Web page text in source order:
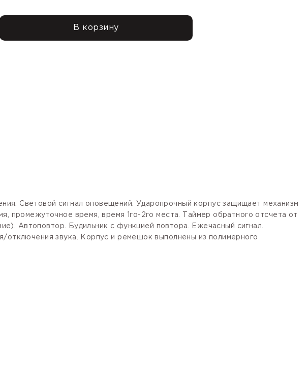
В корзину
Световой сигнал оповещений. Ударопрочный корпус защищает механизм
промежуточное время, время 1го-2го места. Таймер обратного отсчета от
Автоповтор. Будильник с функцией повтора. Ежечасный сигнал.
отключения звука. Корпус и ремешок выполнены из полимерного